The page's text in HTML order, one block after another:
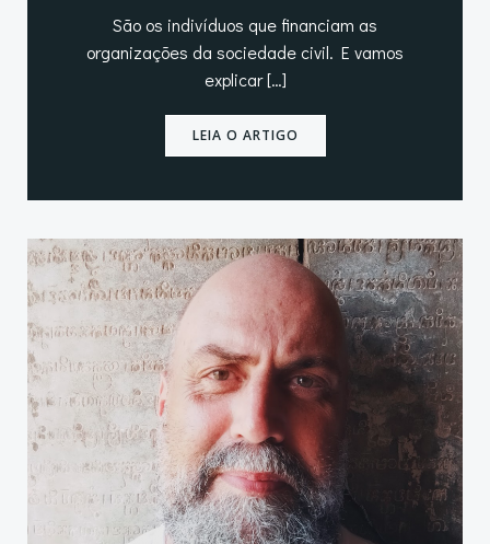
São os indivíduos que financiam as
organizações da sociedade civil. E vamos
explicar […]
LEIA O ARTIGO